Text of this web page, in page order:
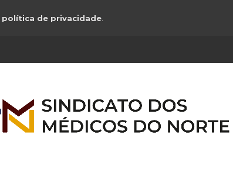
política de privacidade